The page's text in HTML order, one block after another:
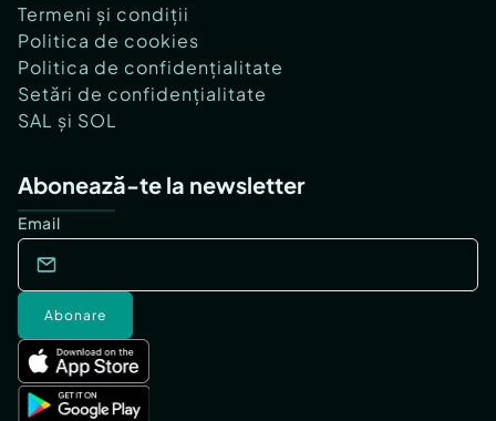
Termeni și condiții
Politica de cookies
Politica de confidențialitate
Setări de confidențialitate
SAL și SOL
Abonează-te la newsletter
Email
Abonare